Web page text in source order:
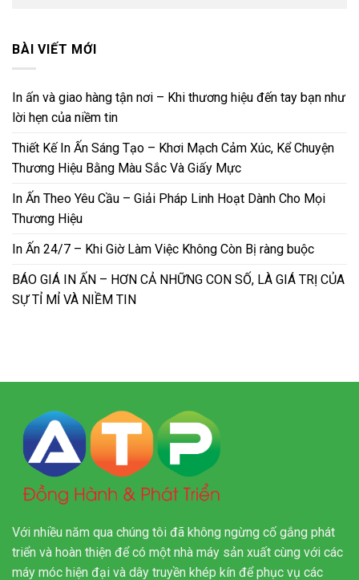
BÀI VIẾT MỚI
In ấn và giao hàng tận nơi – Khi thương hiệu đến tay bạn như
lời hẹn của niềm tin
Thiết Kế In Ấn Sáng Tạo – Khơi Mạch Cảm Xúc, Kể Chuyện
Thương Hiệu Bằng Màu Sắc Và Giấy Mực
In Ấn Theo Yêu Cầu – Giải Pháp Linh Hoạt Dành Cho Mọi
Thương Hiệu
In Ấn 24/7 – Khi Giờ Làm Việc Không Còn Bị ràng buộc
BÁO GIÁ IN ẤN – HƠN CẢ NHỮNG CON SỐ, LÀ GIÁ TRỊ CỦA
SỰ TỈ MỈ VÀ NIỀM TIN
Với nhiều năm qua chúng tôi đã không ngừng cố gắng phát
triển và hoàn thiện để có một nhà máy sản xuất cùng với các
máy móc hiện đại và dây truyền khép kín để phục vụ các